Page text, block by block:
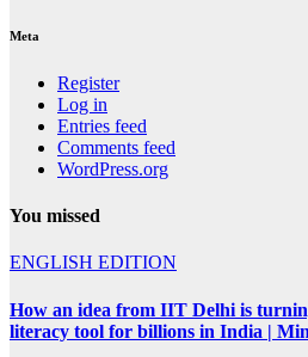
Meta
Register
Log in
Entries feed
Comments feed
WordPress.org
You missed
ENGLISH EDITION
How an idea from IIT Delhi is
literacy tool for billions in India |